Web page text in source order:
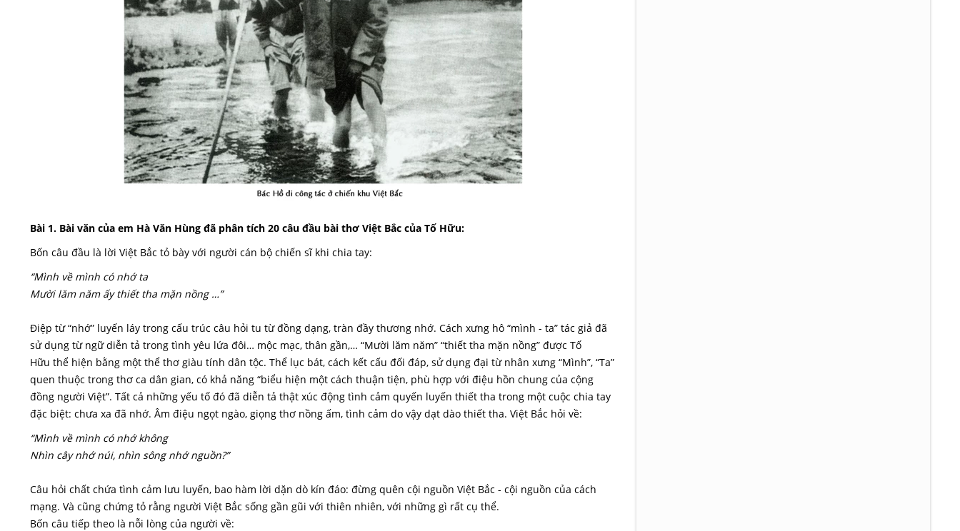
Bài 1. Bài văn của em Hà Văn Hùng đã phân tích 20 câu đầu bài thơ Việt Bắc của Tố Hữu:
Bốn câu đầu là lời Việt Bắc tỏ bày với người cán bộ chiến sĩ khi chia tay:
“Mình về mình có nhớ ta
Mười lăm năm ấy thiết tha mặn nồng …”
Điệp từ “nhớ” luyến láy trong cấu trúc câu hỏi tu từ đồng dạng, tràn đầy thương nhớ. Cách xưng hô “mình - ta” tác giả đã
sử dụng từ ngữ diễn tả trong tình yêu lứa đôi… mộc mạc, thân gần,… “Mười lăm năm” “thiết tha mặn nồng” được Tố
Hữu thể hiện bằng một thể thơ giàu tính dân tộc. Thể lục bát, cách kết cấu đối đáp, sử dụng đại từ nhân xưng “Mình”, “Ta”
quen thuộc trong thơ ca dân gian, có khả năng “biểu hiện một cách thuận tiện, phù hợp với điệu hồn chung của cộng
đồng người Việt”. Tất cả những yếu tố đó đã diễn tả thật xúc động tình cảm quyến luyến thiết tha trong một cuộc chia tay
đặc biệt: chưa xa đã nhớ. Âm điệu ngọt ngào, giọng thơ nồng ấm, tình cảm do vậy dạt dào thiết tha. Việt Bắc hỏi về:
“Mình về mình có nhớ không
Nhìn cây nhớ núi, nhìn sông nhớ nguồn?”
Câu hỏi chất chứa tình cảm lưu luyến, bao hàm lời dặn dò kín đáo: đừng quên cội nguồn Việt Bắc - cội nguồn của cách
mạng. Và cũng chứng tỏ rằng người Việt Bắc sống gần gũi với thiên nhiên, với những gì rất cụ thể.
Bốn câu tiếp theo là nỗi lòng của người về: